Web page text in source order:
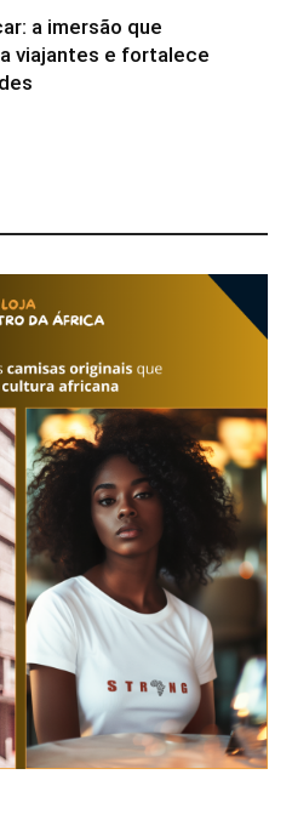
a imersão que
viajantes e fortalece